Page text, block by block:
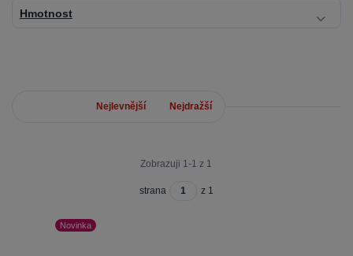
Hmotnost
Nejlevnější Nejdražší
Zobrazuji 1-1 z 1
strana z 1
Novinka